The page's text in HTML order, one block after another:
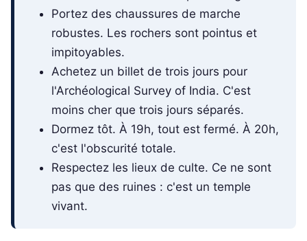
Portez des chaussures de marche
robustes. Les rochers sont pointus et
impitoyables.
Achetez un billet de trois jours pour
l'Archéological Survey of India. C'est
moins cher que trois jours séparés.
Dormez tôt. À 19h, tout est fermé. À 20h,
c'est l'obscurité totale.
Respectez les lieux de culte. Ce ne sont
pas que des ruines : c'est un temple
vivant.